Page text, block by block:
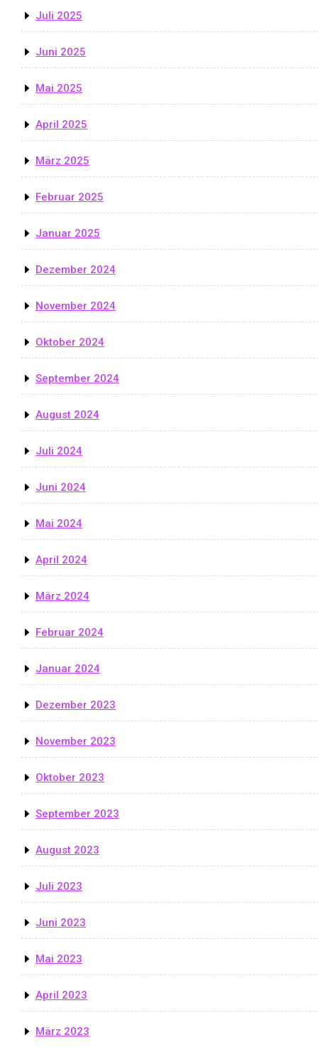
Juli 2025
Juni 2025
Mai 2025
April 2025
März 2025
Februar 2025
Januar 2025
Dezember 2024
November 2024
Oktober 2024
September 2024
August 2024
Juli 2024
Juni 2024
Mai 2024
April 2024
März 2024
Februar 2024
Januar 2024
Dezember 2023
November 2023
Oktober 2023
September 2023
August 2023
Juli 2023
Juni 2023
Mai 2023
April 2023
März 2023